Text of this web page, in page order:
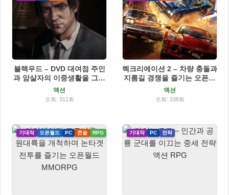
블랙우드 – DVD 대여점 주인
과 암살자의 이중생활을 그린
3인칭 액션 스릴러 게임
액션
조회: 311회
렉크리에이션 2 – 차량 충돌과
지름길 경쟁을 즐기는 오픈월
드 아케이드 레이싱 게임
액션
조회: 338회
기대작 오픈월드 PC 콘솔 RPG 기대작 PC 전략